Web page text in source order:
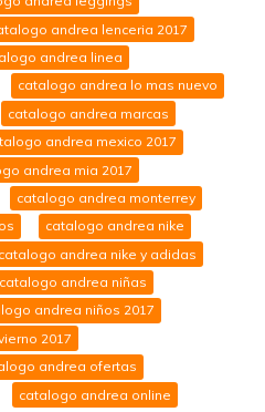
andrea lenceria 2017
andrea linea
catalogo andrea lo mas nuevo
catalogo andrea marcas
andrea mexico 2017
andrea mia 2017
catalogo andrea monterrey
catalogo andrea nike
catalogo andrea nike y adidas
catalogo andrea niñas
andrea niños 2017
2017
andrea ofertas
catalogo andrea online